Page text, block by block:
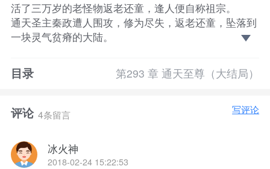
活了三万岁的老怪物返老还童，逢人便自称祖宗。
通天圣主秦政遭人围攻，修为尽失，返老还童，坠落到
一块灵气贫瘠的大陆。
竟成了实力的象征，非强者没有资格！
目录 第293 章 通天至尊（大结局）
评论 4条留言 写评论
冰火神
2018-02-24 15:22:53